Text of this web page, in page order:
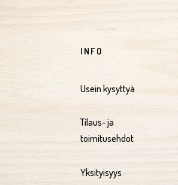
INFO
Usein kysyttyä
Tilaus- ja
toimitusehdot
Yksityisyys